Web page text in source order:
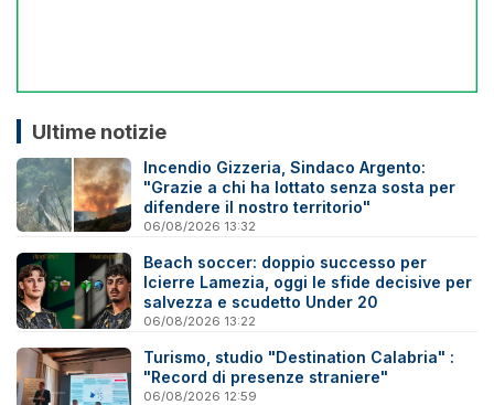
Ultime notizie
Incendio Gizzeria, Sindaco Argento:
"Grazie a chi ha lottato senza sosta per
difendere il nostro territorio"
06/08/2026 13:32
Beach soccer: doppio successo per
Icierre Lamezia, oggi le sfide decisive per
salvezza e scudetto Under 20
06/08/2026 13:22
Turismo, studio "Destination Calabria" :
"Record di presenze straniere"
06/08/2026 12:59